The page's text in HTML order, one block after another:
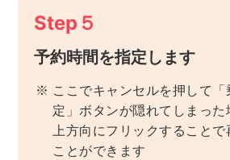
Step５
予約時間を指定します
※ ここでキャンセルを押して「
定」ボタンが隠れてしまった
上方向にフリックすること
ことができます